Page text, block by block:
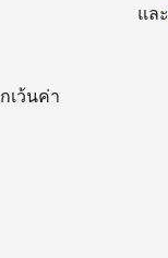
เว้นค่า
และ